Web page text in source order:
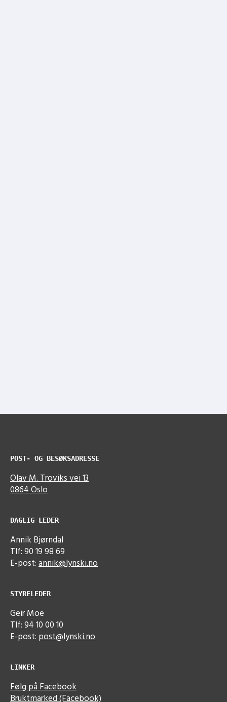
POST- OG BESØKSADRESSE
Olav M. Troviks vei 13
0864 Oslo
DAGLIG LEDER
Annik Bjørndal
Tlf: 90 19 98 69
E-post:annik@lynski.no
STYRELEDER
Geir Moe
Tlf: 94 10 00 10
E-post: post@lynski.no
LINKER
Følg på Facebook
Bruktmarked (Facebook)